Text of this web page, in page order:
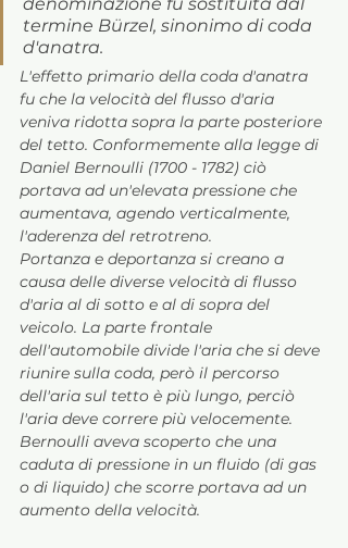
termine Bürzel, sinonimo di coda
d'anatra.
L'effetto primario della coda d'anatra
fu che la velocità del flusso d'aria
veniva ridotta sopra la parte posteriore
del tetto. Conformemente alla legge di
Daniel Bernoulli (1700 - 1782) ciò
portava ad un'elevata pressione che
aumentava, agendo verticalmente,
l'aderenza del retrotreno.
Portanza e deportanza si creano a
causa delle diverse velocità di flusso
d'aria al di sotto e al di sopra del
veicolo. La parte frontale
dell'automobile divide l'aria che si deve
riunire sulla coda, però il percorso
dell'aria sul tetto è più lungo, perciò
l'aria deve correre più velocemente.
Bernoulli aveva scoperto che una
caduta di pressione in un fluido (di gas
o di liquido) che scorre portava ad un
aumento della velocità.